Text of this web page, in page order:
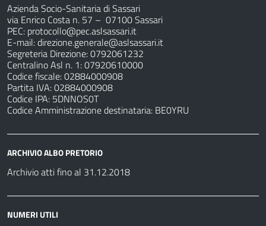
Azienda Socio-Sanitaria di Sassari
via Enrico Costa n. 57 – 07100 Sassari
PEC: protocollo@pec.aslsassari.it
E-mail:direzione.generale@aslsassari.it
Segreteria Direzione: 0792061232
Centralino Asl n. 1: 07920610000
Codice fiscale: 02884000908
Partita IVA: 02884000908
Codice IPA: 5DNNOS0T
Codice Amministrazione destinataria: BE0YRU
ARCHIVIO ALBO PRETORIO
Archivio atti fino al 31.12.2018
NUMERI UTILI